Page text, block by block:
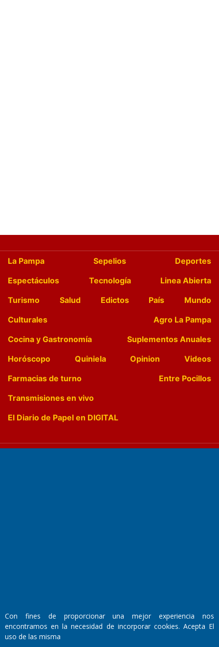
La Pampa Sepelios
Deportes
Espectáculos
Tecnología
Linea Abierta
Turismo
Salud Edictos País
Mundo
Culturales
Agro La Pampa
Cocina y Gastronomía
Suplementos Anuales
Horóscopo
Quiniela Opinion
Videos
Farmacias de turno
Entre Pocillos
Transmisiones en vivo
El Diario de Papel en DIGITAL
Walter René Goñi
Con fines de proporcionar una mejor experiencia nos
encontramos en la necesidad de incorporar cookies. Acepta El
uso de las misma